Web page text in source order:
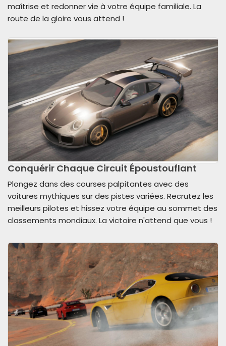
maîtrise et redonner vie à votre équipe familiale. La
route de la gloire vous attend !
Conquérir Chaque Circuit Époustouflant
Plongez dans des courses palpitantes avec des
voitures mythiques sur des pistes variées. Recrutez les
meilleurs pilotes et hissez votre équipe au sommet des
classements mondiaux. La victoire n'attend que vous !